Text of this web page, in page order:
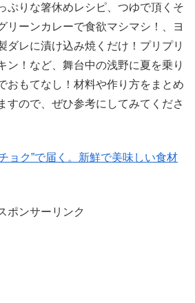
ぷりな箸休めレシピ、つゆで頂くそ
リーンカレーで食欲マシマシ！、ヨ
ダレに漬け込み焼くだけ！プリプリ
ン！など、舞台中の浅野に夏を乗り
おもてなし！材料や作り方をまとめ
すので、ぜひ参考にしてみてくださ
ョク”で届く。新鮮で美味しい食材
ポンサーリンク